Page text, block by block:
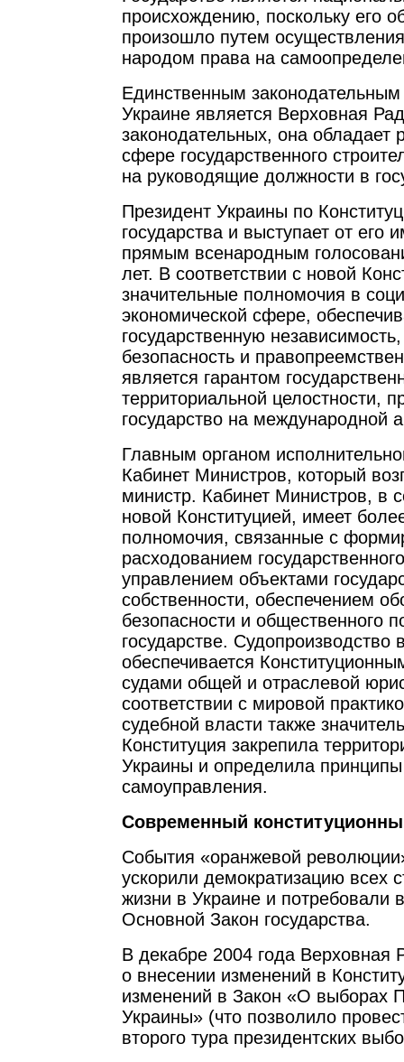
происхождению, поскольку его
произошло путем
народом права на
Единственным
Украине является Верховная
законодательных, она
сфере государственного
на руководящие должности в
Президент Украины по
государства и выступает от его
прямым всенародным
лет. В соответствии с новой
значительные полномочия в
экономической сфере,
государственную
безопасность и
является гарантом
территориальной целостности,
государство на международной
Главным органом
Кабинет Министров, который
министр. Кабинет Министров, в
новой Конституцией, имеет
полномочия, связанные с
расходованием
управлением объектами
собственности, обеспечением
безопасности и общественного
государстве. Судопроизводство
обеспечивается
судами общей и отраслевой
соответствии с мировой
судебной власти также
Конституция закрепила
Украины и определила принципы
самоуправления.
Современный
События «оранжевой
ускорили демократизацию всех
жизни в Украине и потребовали
Основной Закон государства.
В декабре 2004 года Верховная
о внесении изменений в
изменений в Закон «О выборах
Украины» (что позволило
второго тура президентских